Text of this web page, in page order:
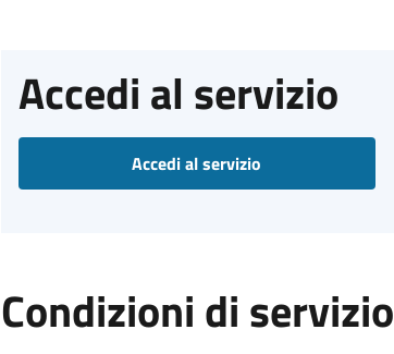
Accedi al servizio
Accedi al servizio
Condizioni di servizio